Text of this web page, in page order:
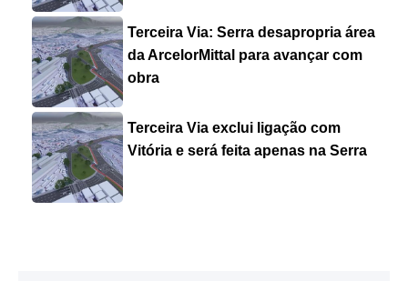
Terceira Via: Serra desapropria área
da ArcelorMittal para avançar com
obra
Terceira Via exclui ligação com
Vitória e será feita apenas na Serra